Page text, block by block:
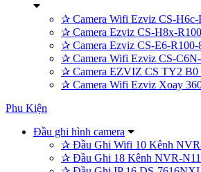
✰ Camera Wifi Ezviz CS-
✰ Camera Ezviz CS-H8x-
✰ Camera Ezviz CS-E6-
✰ Camera Wifi Ezviz CS-
✰ Camera EZVIZ CS TY2 B0
✰ Camera Wifi Ezviz Xoay
Phu Kiện
Đầu ghi hình camera
✰ Đầu Ghi Wifi 10 Kênh
✰ Đầu Ghi 18 Kênh NVR-